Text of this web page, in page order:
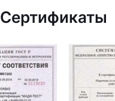
Сертификаты